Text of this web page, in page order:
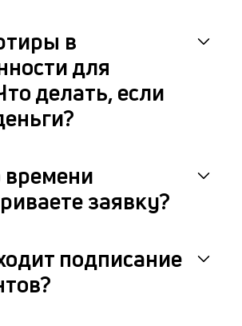
в
для
делать, если
времени
заявку?
подписание